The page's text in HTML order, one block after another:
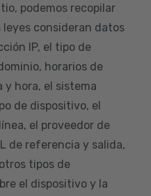
podemos recopilar
consideran datos
IP, el tipo de
horarios de
y hora, el sistema
de dispositivo, el
el proveedor de
de referencia y salida,
tipos de
el dispositivo y la